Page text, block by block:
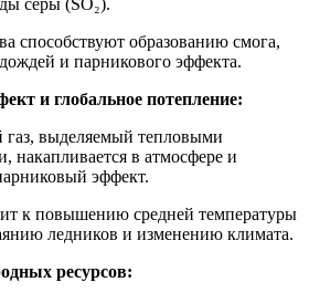
способствуют образованию смога,
и парникового эффекта.
и глобальное потепление:
газ, выделяемый тепловыми
накапливается в атмосфере и
эффект.
к повышению средней температуры
ледников и изменению климата.
ресурсов: